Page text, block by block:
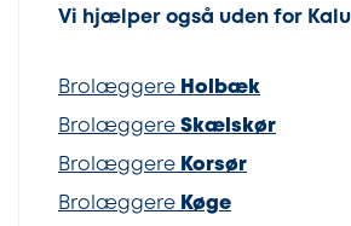
Vi hjælper også uden for
Brolæggere Holbæk
Brolæggere Skælskør
Brolæggere Korsør
Brolæggere Køge